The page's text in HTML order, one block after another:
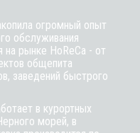
огромный опыт
обслуживания
на рынке HoReCa - от
общепита
заведений быстрого
в курортных
морей, в